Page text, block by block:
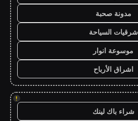
مدونة صحبة
شرقيات السياحة
موسوعة انوار
اشراق الأرباح
!
شراء باك لينك